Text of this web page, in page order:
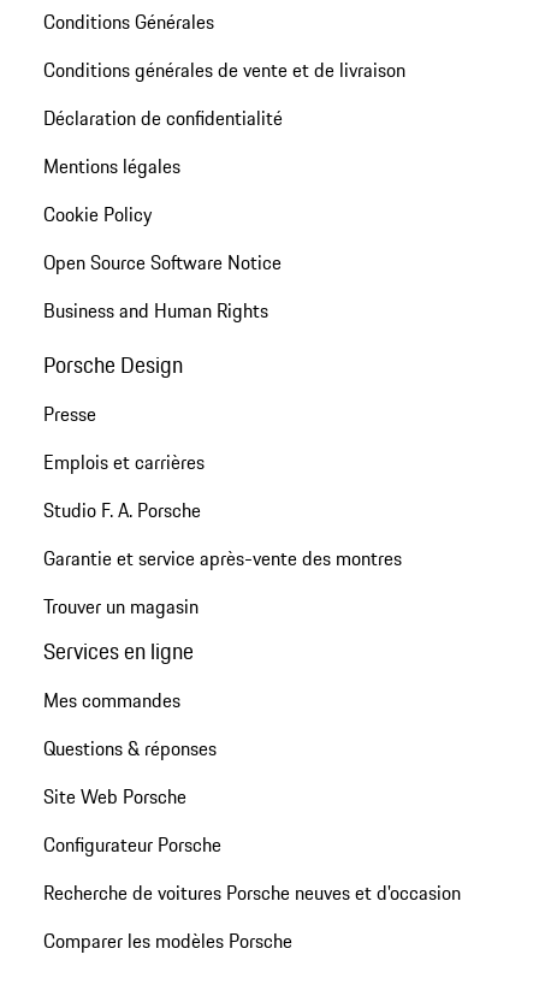
Conditions Générales
Conditions générales de vente et de livraison
Déclaration de confidentialité
Mentions légales
Cookie Policy
Open Source Software Notice
Business and Human Rights
Porsche Design
Presse
Emplois et carrières
Studio F. A. Porsche
Garantie et service après-vente des montres
Trouver un magasin
Services en ligne
Mes commandes
Questions & réponses
Site Web Porsche
Configurateur Porsche
Recherche de voitures Porsche neuves et d'occasion
Comparer les modèles Porsche